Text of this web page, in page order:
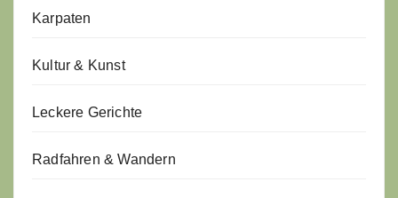
Karpaten
Kultur & Kunst
Leckere Gerichte
Radfahren & Wandern